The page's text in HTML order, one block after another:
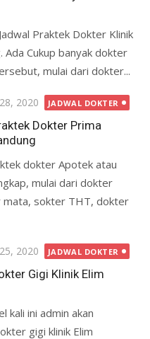
Praktek Dokter Klinik
Ada Cukup banyak dokter
mulai dari dokter...
2020 JADWAL DOKTER
Dokter Prima
dokter Apotek atau
mulai dari dokter
mata, sokter THT, dokter
2020 JADWAL DOKTER
Gigi Klinik Elim
kali ini admin akan
gigi klinik Elim